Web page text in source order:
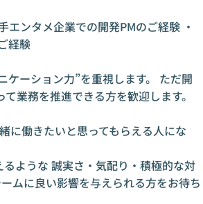
エンタメ企業での開発PMのご経験 ・
経験
ケーション力”を重視します。 ただ開
業務を推進できる方を歓迎します。
に働きたいと思ってもらえる人にな
ような 誠実さ・気配り・積極的な対
ムに良い影響を与えられる方をお待ち